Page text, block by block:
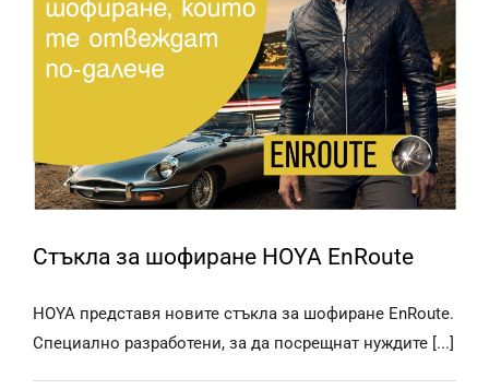
Стъкла за шофиране HOYA EnRoute
HOYA представя новите стъкла за шофиране EnRoute.
Специално разработени, за да посрещнат нуждите [...]